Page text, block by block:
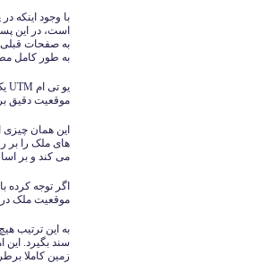
با وجود اینکه
است، در این
به صفحات قبلی
به طور کامل
موقعیت دقیق
این همان چیزی
های ملک را بر
می کند و بر
اگر توجه
موقعیت ملک
به این ترتیب
سند بگیرد.
زمین کاملا